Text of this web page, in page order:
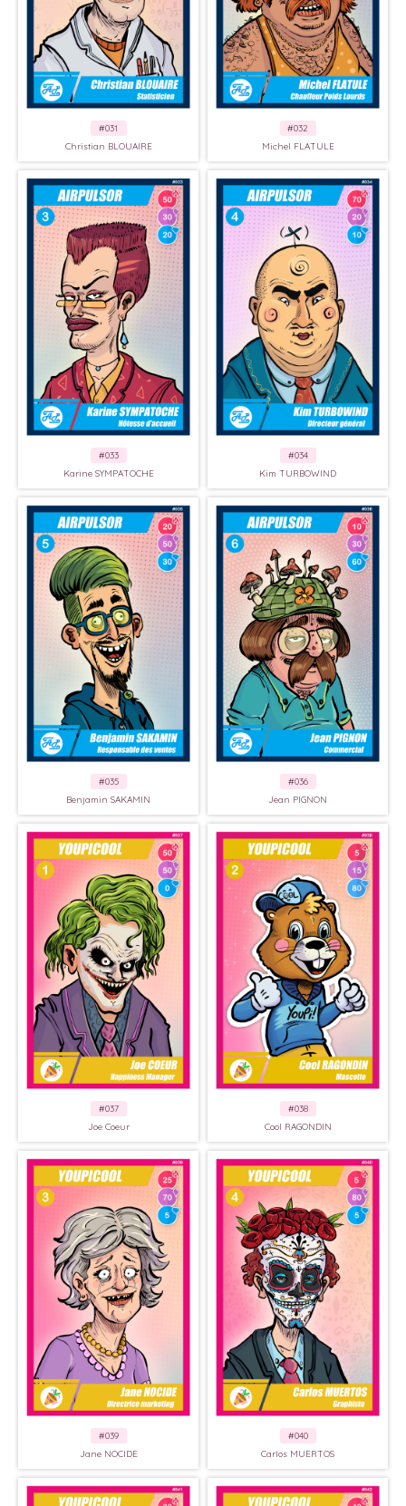
#031
Christian BLOUAIRE
#032
Michel FLATULE
#033
Karine SYMPATOCHE
#034
Kim TURBOWIND
#035
Benjamin SAKAMIN
#036
Jean PIGNON
#037
Joe Coeur
#038
Cool RAGONDIN
#039
Jane NOCIDE
#040
Carlos MUERTOS